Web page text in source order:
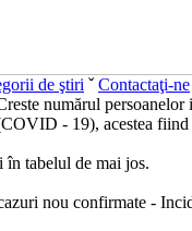
de ştiri ˇContactaţi-ne
numărul persoanelor
- 19), acestea
în tabelul de mai jos.
nou confirmate -